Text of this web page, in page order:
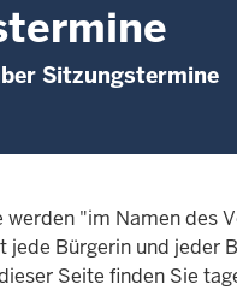
Sitzungstermine
"im Namen des
jede Bürgerin und jeder
Seite finden Sie